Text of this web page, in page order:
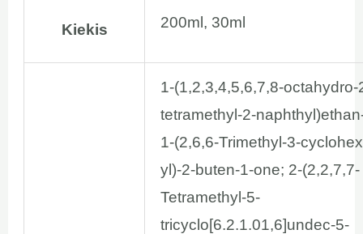
Kiekis 200ml, 30ml
1-(1,2,3,4,5,6,7,8-octahydro-
tetramethyl-2-
1-(2,6,6-Trimethyl-3-
yl)-2-buten-1-one; 2-(2,2,7,7-
Tetramethyl-5-
tricyclo[6.2.1.01,6]undec-5-